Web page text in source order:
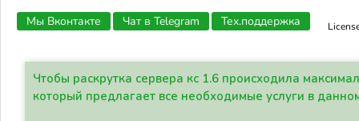
Мы Вконтакте Чат в Telegram Тех.поддержка
Чтобы раскрутка сервера кс 1.6 происходила
который предлагает все необходимые услуги в